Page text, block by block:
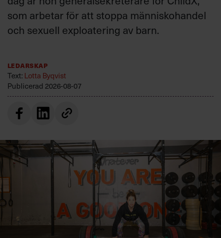
som arbetar för att stoppa människohandel
och sexuell exploatering av barn.
Ledarskap
Text: Lotta Byqvist
Publicerad 2026-08-07